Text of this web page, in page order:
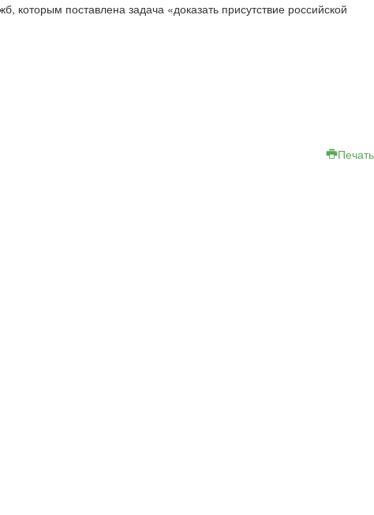
которым поставлена задача «доказать присутствие российской
Печать